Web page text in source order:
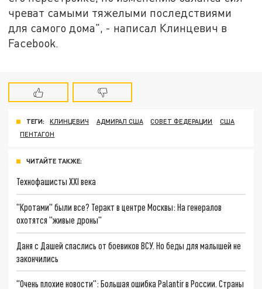
чреват самыми тяжелыми последствиями
для самого дома", - написал Клинцевич в
Facebook.
ТЕГИ: КЛИНЦЕВИЧ АДМИРАЛ США СОВЕТ ФЕДЕРАЦИИ
США
ПЕНТАГОН
ЧИТАЙТЕ ТАКЖЕ:
Технофашисты XXI века
"Кротами" были все? Теракт в центре Москвы: На генералов
охотятся "живые дроны"
Даня с Дашей спаслись от боевиков ВСУ. Но беды для малышей не
закончились
"Очень плохие новости": Большая ошибка Palantir в России. Страны